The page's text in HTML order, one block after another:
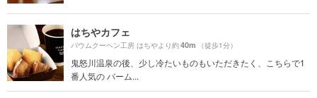
はちやカフェ
バウムクーヘン工房 はちやより約40m （徒歩1分）
鬼怒川温泉の後、少し冷たいものもいただきたく、こちらで1
番人気の バーム...